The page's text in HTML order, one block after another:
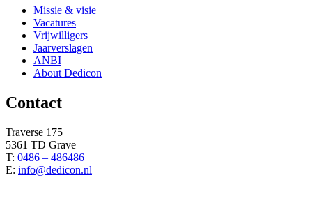
Missie & visie
Vacatures
Vrijwilligers
Jaarverslagen
ANBI
About Dedicon
Contact
Traverse 175
5361 TD Grave
T: 0486 – 486486
E: info@dedicon.nl